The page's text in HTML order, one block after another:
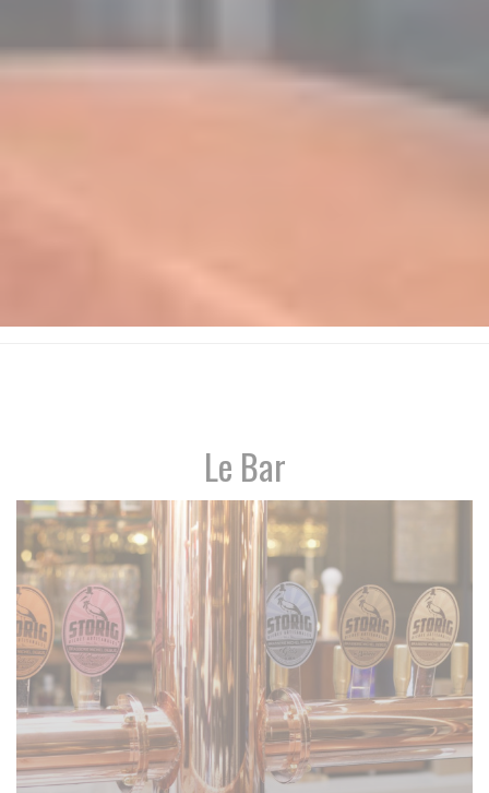
Le Bar